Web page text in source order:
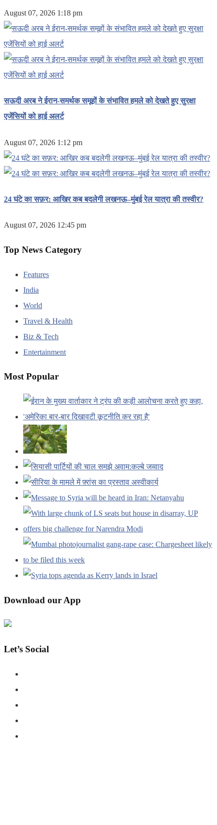
August 07, 2026 1:18 pm
सऊदी अरब ने ईरान-समर्थक समूहों के संभावित हमले को देखते हुए सुरक्षा
एजेंसियों को हाई अलर्ट
August 07, 2026 1:12 pm
24 घंटे का सफ़र: आखिर कब बदलेगी लखनऊ–मुंबई रेल यात्रा की तस्वीर?
August 07, 2026 12:45 pm
Top News Category
Features
India
World
Travel & Health
Biz & Tech
Entertainment
Most Popular
Download our App
Let’s Social